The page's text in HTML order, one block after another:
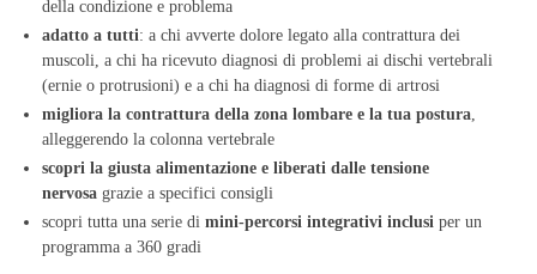
della condizione e problema
adatto a tutti: a chi avverte dolore legato alla contrattura dei
muscoli, a chi ha ricevuto diagnosi di problemi ai dischi vertebrali
(ernie o protrusioni) e a chi ha diagnosi di forme di artrosi
migliora la contrattura della zona lombare e la tua postura,
alleggerendo la colonna vertebrale
scopri la giusta alimentazione e liberati dalle tensione
nervosa grazie a specifici consigli
scopri tutta una serie di mini-percorsi integrativi inclusi per un
programma a 360 gradi